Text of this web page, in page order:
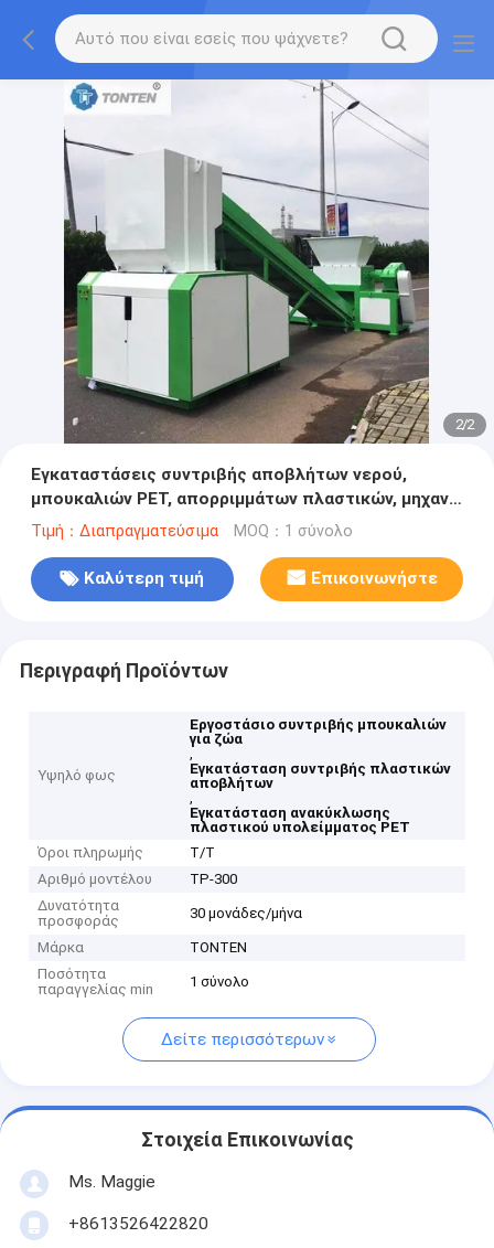
2/2
Εγκαταστάσεις συντριβής αποβλήτων νερού,
μπουκαλιών PET, απορριμμάτων πλαστικών, μηχανή
ανακύκλωσης
Τιμή：Διαπραγματεύσιμα MOQ：1 σύνολο
Καλύτερη τιμή Επικοινωνήστε
Περιγραφή Προϊόντων
Υψηλό φως
Εργοστάσιο συντριβής μπουκαλιών
για ζώα
,
Εγκατάσταση συντριβής πλαστικών
αποβλήτων
,
Εγκατάσταση ανακύκλωσης
πλαστικού υπολείμματος PET
Όροι πληρωμής
Τ/Τ
Αριθμό μοντέλου
TP-300
Δυνατότητα
προσφοράς
30 μονάδες/μήνα
Μάρκα
TONTEN
Ποσότητα
παραγγελίας min
1 σύνολο
Δείτε περισσότερων
Στοιχεία Επικοινωνίας
Ms. Maggie
+8613526422820